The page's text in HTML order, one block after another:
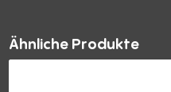
Ähnliche Produkte